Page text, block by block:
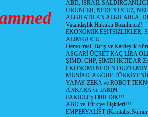
ABD, İSRAİL SALDIRGANLIĞI
ÜRÜNLER, NEDEN UCUZ,
ALGILATILAN ALGILARLA,
Vatandaşlık Hukuku Bozulunca!!
EKONOMİK EŞİTSİZLİKLER,
ALIM GÜCÜ
Demokrasi, Barış ve Kardeşlik
ASGARİ ÜÇRET KAÇ LİRA
ŞİMDİ CHP, ŞİMDİ İKTİDAR
EKONOMİ NEDEN
MÜSİAD’A GÖRE
YAPAY ZEKA ve ROBOT
ANKARA ve TARIM
FAKİRLEŞTİRİLDİK!!!
ABD ve Türkiye İlişkileri!!!
EMPERYALİST (Kapitalist